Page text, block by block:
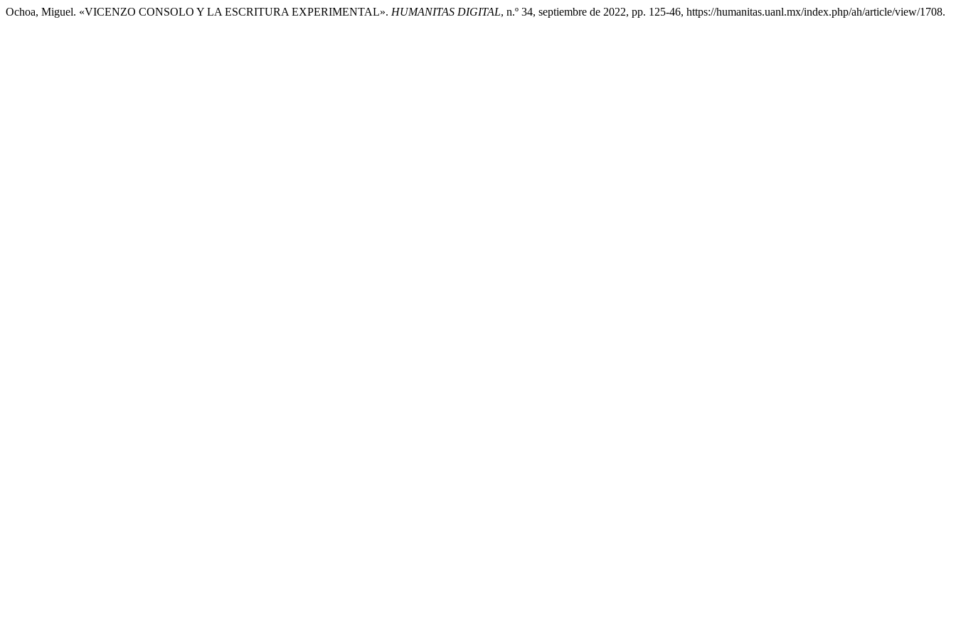
Ochoa, Miguel. «VICENZO CONSOLO Y LA ESCRITURA EXPERIMENTAL». HUMANITAS DIGITAL, n.º 34, septiembre de 2022, pp. 125-46, https://humanitas.uanl.mx/index.php/ah/article/view/1708.